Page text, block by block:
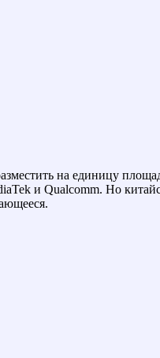
на единицу
и Qualcomm. Но